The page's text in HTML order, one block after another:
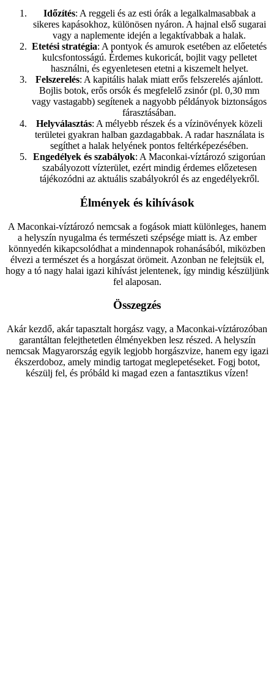
Időzítés: A reggeli és az esti órák a legalkalmasabbak a
sikeres kapásokhoz, különösen nyáron. A hajnal első sugarai
vagy a naplemente idején a legaktívabbak a halak.
Etetési stratégia: A pontyok és amurok esetében az előetetés
kulcsfontosságú. Érdemes kukoricát, bojlit vagy pelletet
használni, és egyenletesen etetni a kiszemelt helyet.
Felszerelés: A kapitális halak miatt erős felszerelés ajánlott.
Bojlis botok, erős orsók és megfelelő zsinór (pl. 0,30 mm
vagy vastagabb) segítenek a nagyobb példányok biztonságos
fárasztásában.
Helyválasztás: A mélyebb részek és a vízinövények közeli
területei gyakran halban gazdagabbak. A radar használata is
segíthet a halak helyének pontos feltérképezésében.
Engedélyek és szabályok: A Maconkai-víztározó szigorúan
szabályozott vízterület, ezért mindig érdemes előzetesen
tájékozódni az aktuális szabályokról és az engedélyekről.
Élmények és kihívások
A Maconkai-víztározó nemcsak a fogások miatt különleges, hanem
a helyszín nyugalma és természeti szépsége miatt is. Az ember
könnyedén kikapcsolódhat a mindennapok rohanásából, miközben
élvezi a természet és a horgászat örömeit. Azonban ne felejtsük el,
hogy a tó nagy halai igazi kihívást jelentenek, így mindig készüljünk
fel alaposan.
Összegzés
Akár kezdő, akár tapasztalt horgász vagy, a Maconkai-víztározóban
garantáltan felejthetetlen élményekben lesz részed. A helyszín
nemcsak Magyarország egyik legjobb horgászvize, hanem egy igazi
ékszerdoboz, amely mindig tartogat meglepetéseket. Fogj botot,
készülj fel, és próbáld ki magad ezen a fantasztikus vízen!